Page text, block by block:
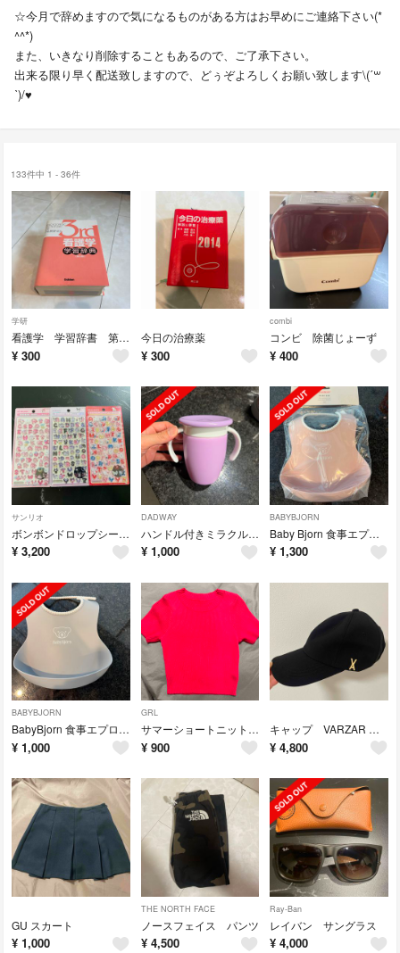
☆今月で辞めますので気になるものがある方はお早めにご連絡下さい(*
^^*)
また、いきなり削除することもあるので、ご了承下さい。
出来る限り早く配送致しますので、どぅぞよろしくお願い致します\(ˊ꒳
ˋ)/♥︎
133件中 1 - 36件
学研
看護学 学習辞書 第3版
¥ 300
今日の治療薬
¥ 300
combi
コンビ 除菌じょーず
¥ 400
サンリオ
ボンボンドロップシール3個セット 〔正規品〕
¥ 3,200
DADWAY
ハンドル付きミラクルカップ パープル〈美品〉
¥ 1,000
BABYBJORN
Baby Bjorn 食事エプロン〔新品〕
¥ 1,300
BABYBJORN
BabyBjorn 食事エプロン〔美品〕
¥ 1,000
GRL
サマーショートニットトップス〔美品〕
¥ 900
キャップ VARZAR 〔美品〕
¥ 4,800
GU スカート
¥ 1,000
THE NORTH FACE
ノースフェイス パンツ
¥ 4,500
Ray-Ban
レイバン サングラス
¥ 4,000